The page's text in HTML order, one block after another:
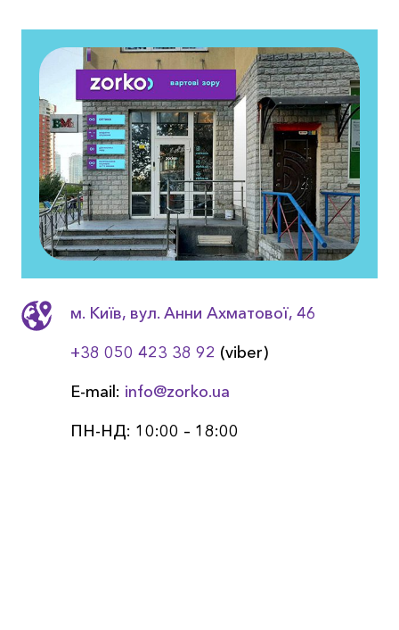
м. Київ, вул. Анни Ахматовоï, 46
+38 050 423 38 92 (viber)
E-mail: info@zorko.ua
ПН-НД: 10:00 – 18:00